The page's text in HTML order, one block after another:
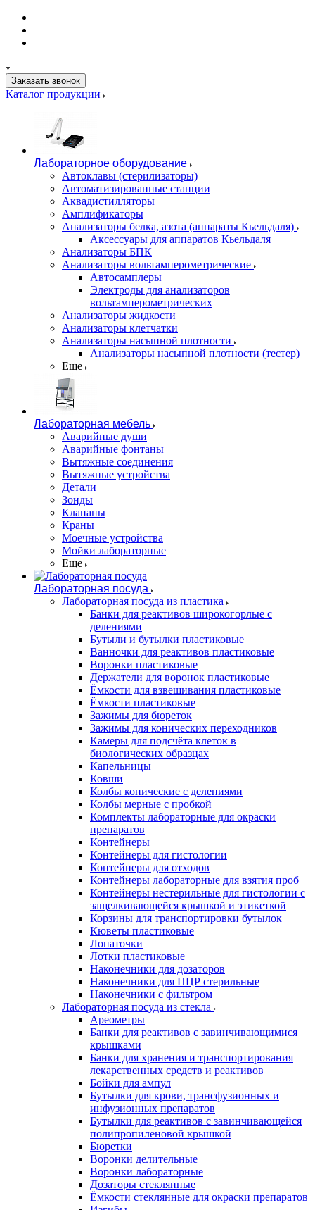
Заказать звонок
Каталог продукции
Лабораторное оборудование
Автоклавы (стерилизаторы)
Автоматизированные станции
Аквадистилляторы
Амплификаторы
Анализаторы белка, азота (аппараты Кьельдаля)
Аксессуары для аппаратов Кьельдаля
Анализаторы БПК
Анализаторы вольтамперометрические
Автосамплеры
Электроды для анализаторов
вольтамперометрических
Анализаторы жидкости
Анализаторы клетчатки
Анализаторы насыпной плотности
Анализаторы насыпной плотности (тестер)
Еще
Лабораторная мебель
Аварийные души
Аварийные фонтаны
Вытяжные соединения
Вытяжные устройства
Детали
Зонды
Клапаны
Краны
Моечные устройства
Мойки лабораторные
Еще
Лабораторная посуда
Лабораторная посуда из пластика
Банки для реактивов широкогорлые с
делениями
Бутыли и бутылки пластиковые
Ванночки для реактивов пластиковые
Воронки пластиковые
Держатели для воронок пластиковые
Ёмкости для взвешивания пластиковые
Ёмкости пластиковые
Зажимы для бюреток
Зажимы для конических переходников
Камеры для подсчёта клеток в
биологических образцах
Капельницы
Ковши
Колбы конические с делениями
Колбы мерные с пробкой
Комплекты лабораторные для окраски
препаратов
Контейнеры
Контейнеры для гистологии
Контейнеры для отходов
Контейнеры лабораторные для взятия проб
Контейнеры нестерильные для гистологии с
защелкивающейся крышкой и этикеткой
Корзины для транспортировки бутылок
Кюветы пластиковые
Лопаточки
Лотки пластиковые
Наконечники для дозаторов
Наконечники для ПЦР стерильные
Наконечники с фильтром
Лабораторная посуда из стекла
Ареометры
Банки для реактивов с завинчивающимися
крышками
Банки для хранения и транспортирования
лекарственных средств и реактивов
Бойки для ампул
Бутылки для крови, трансфузионных и
инфузионных препаратов
Бутылки для реактивов с завинчивающейся
полипропиленовой крышкой
Бюретки
Воронки делительные
Воронки лабораторные
Дозаторы стеклянные
Ёмкости стеклянные для окраски препаратов